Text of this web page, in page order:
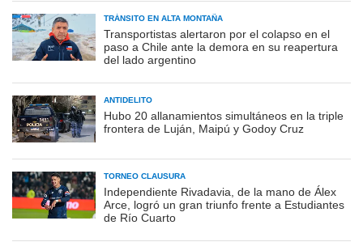
TRÁNSITO EN ALTA MONTAÑA
Transportistas alertaron por el colapso en el
paso a Chile ante la demora en su reapertura
del lado argentino
ANTIDELITO
Hubo 20 allanamientos simultáneos en la triple
frontera de Luján, Maipú y Godoy Cruz
TORNEO CLAUSURA
Independiente Rivadavia, de la mano de Álex
Arce, logró un gran triunfo frente a Estudiantes
de Río Cuarto